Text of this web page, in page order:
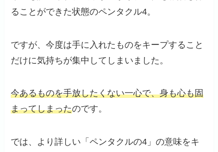
ることができた状態のペンタクル4。
ですが、今度は手に入れたものをキープすること
だけに気持ちが集中してしまいました。
今あるものを手放したくない一心で、身も心も固
まってしまったのです。
では、より詳しい「ペンタクルの4」の意味をキ